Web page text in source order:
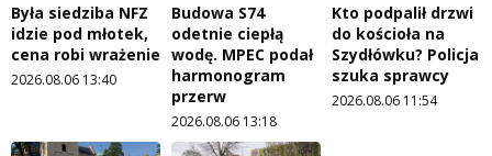
Była siedziba NFZ
idzie pod młotek,
cena robi wrażenie
2026.08.06 13:40
Budowa S74
odetnie ciepłą
wodę. MPEC podał
harmonogram
przerw
2026.08.06 13:18
Kto podpalił drzwi
do kościoła na
Szydłówku? Policja
szuka sprawcy
2026.08.06 11:54